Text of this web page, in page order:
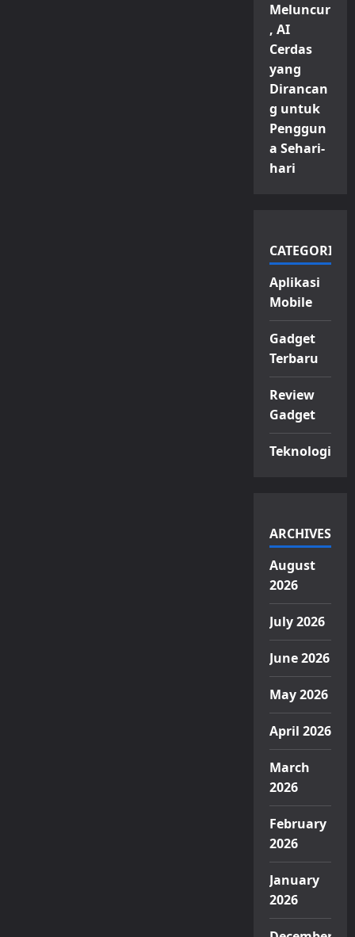
Meluncur
, AI
Cerdas
yang
Dirancan
g untuk
Penggun
a Sehari-
hari
CATEGORIES
Aplikasi
Mobile
Gadget
Terbaru
Review
Gadget
Teknologi
ARCHIVES
August
2026
July 2026
June 2026
May 2026
April 2026
March
2026
February
2026
January
2026